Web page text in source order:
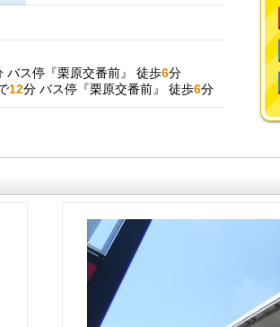
バス停『栗原交番前』 徒歩6分
12分 バス停『栗原交番前』 徒歩6分